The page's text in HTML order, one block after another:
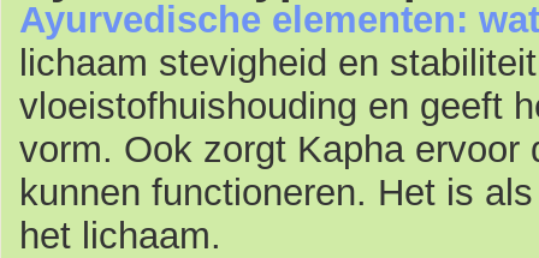
Ayurvedische elementen:
lichaam stevigheid en
vloeistofhuishouding en geeft
vorm. Ook zorgt Kapha
kunnen functioneren. Het is
het lichaam.